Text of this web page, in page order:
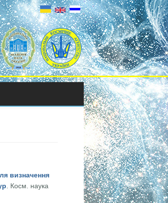
визначення
. Косм. наука